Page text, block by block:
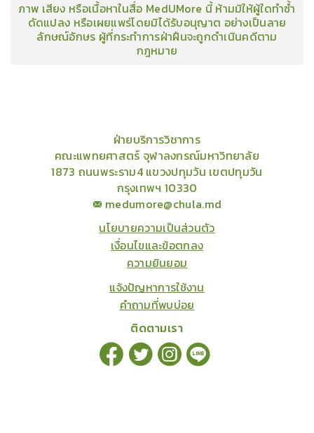
ภาพ เสียง หรือเนื้อหาในสื่อ MedUMore นี้ ห้ามมิให้ผู้ใดทำซ้ำ
ดัดแปลง หรือเผยแพร่โดยมิได้รับอนุญาต อย่างเป็นลาย
ลักษณ์อักษร ผู้ที่กระทำการฝ่าฝืนจะถูกดำเนินคดีตาม
กฎหมาย
ฝ่ายบริการวิชาการ
คณะแพทยศาสตร์ จุฬาลงกรณ์มหาวิทยาลัย
1873 ถนนพระราม4 แขวงปทุมวัน เขตปทุมวัน
กรุงเทพฯ 10330
medumore@chula.md
นโยบายความเป็นส่วนตัว
เงื่อนไขและข้อตกลง
ความยินยอม
แจ้งปัญหาการใช้งาน
คำถามที่พบบ่อย
ติดตามเรา